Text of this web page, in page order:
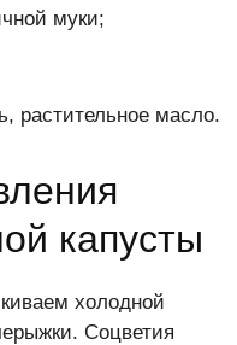
муки;
растительное масло.
капусты
холодной
Соцветия